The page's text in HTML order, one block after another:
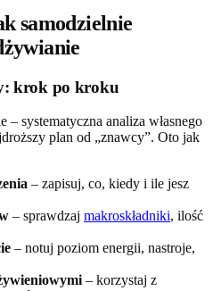
samodzielnie
krok po kroku
– systematyczna analiza własnego
plan od „znawcy”. Oto jak
– zapisuj, co, kiedy i ile jesz
– sprawdzaj makroskładniki, ilość
– notuj poziom energii, nastroje,
– korzystaj z